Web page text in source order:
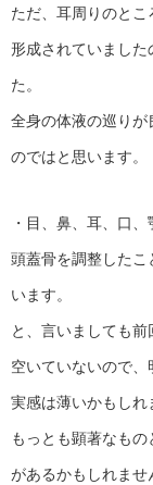
ただ、耳周りのと
形成されていました
た。
全身の体液の巡りが
のではと思います。
・目、鼻、耳、口
頭蓋骨を調整したこ
います。
と、言いましても
空いていないので、
実感は薄いかもしれ
もっとも顕著なもの
があるかもしれませ